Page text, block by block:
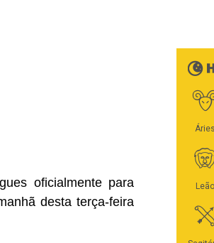
oficialmente para
desta terça-feira